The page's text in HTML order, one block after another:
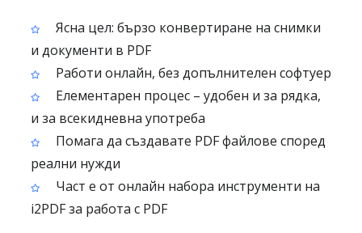
Ясна цел: бързо конвертиране на снимки
и документи в PDF
Работи онлайн, без допълнителен софтуер
Елементарен процес – удобен и за рядка,
и за всекидневна употреба
Помага да създавате PDF файлове според
реални нужди
Част е от онлайн набора инструменти на
i2PDF за работа с PDF